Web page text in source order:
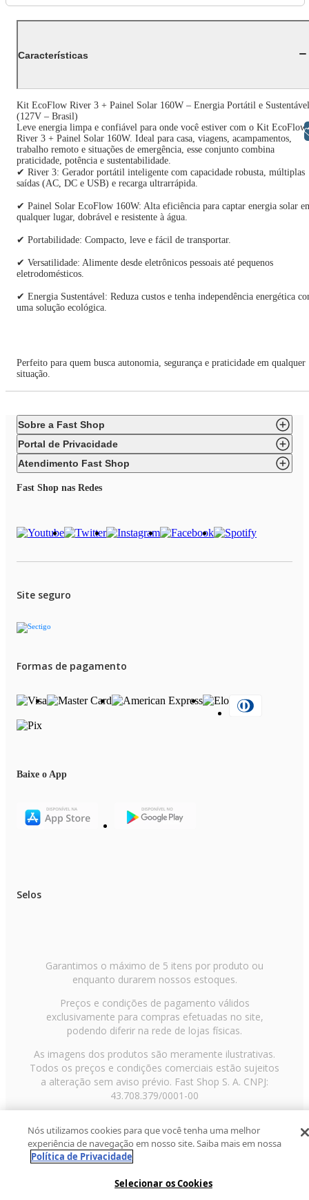
Características
Kit EcoFlow River 3 + Painel Solar 160W – Energia Portátil e Sustentável
(127V – Brasil)
Leve energia limpa e confiável para onde você estiver com o Kit EcoFlow
River 3 + Painel Solar 160W. Ideal para casa, viagens, acampamentos,
trabalho remoto e situações de emergência, esse conjunto combina
praticidade, potência e sustentabilidade.
✔ River 3: Gerador portátil inteligente com capacidade robusta, múltiplas
saídas (AC, DC e USB) e recarga ultrarrápida.
✔ Painel Solar EcoFlow 160W: Alta eficiência para captar energia solar
qualquer lugar, dobrável e resistente à água.
✔ Portabilidade: Compacto, leve e fácil de transportar.
✔ Versatilidade: Alimente desde eletrônicos pessoais até pequenos
eletrodomésticos.
✔ Energia Sustentável: Reduza custos e tenha independência energética
uma solução ecológica.
Perfeito para quem busca autonomia, segurança e praticidade em qualquer
situação.
Sobre a Fast Shop
Portal de Privacidade
Atendimento Fast Shop
Fast Shop nas Redes
Site seguro
Formas de pagamento
Baixe o App
Selos
Garantimos o máximo de 5 itens por produto ou
enquanto durarem nossos estoques.
Preços e condições de pagamento válidos
exclusivamente para compras efetuadas no site,
podendo diferir na rede de lojas físicas.
As imagens dos produtos são meramente ilustrativas.
Todos os preços e condições comerciais estão sujeitos
a alteração sem aviso prévio. Fast Shop S. A. CNPJ:
43.708.379/0001-00
Paulo/SP, CEP 02029-001, Telefone: 11 3003-3728 ©
2013 Fast Shop - Todos os direitos reservadosRF
Nós utilizamos cookies para que você tenha uma melhor
experiência de navegação em nosso site. Saiba mais em nossa
Política de Privacidade
Selecionar os Cookies
Libras